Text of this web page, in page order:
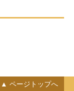
ページトップへ